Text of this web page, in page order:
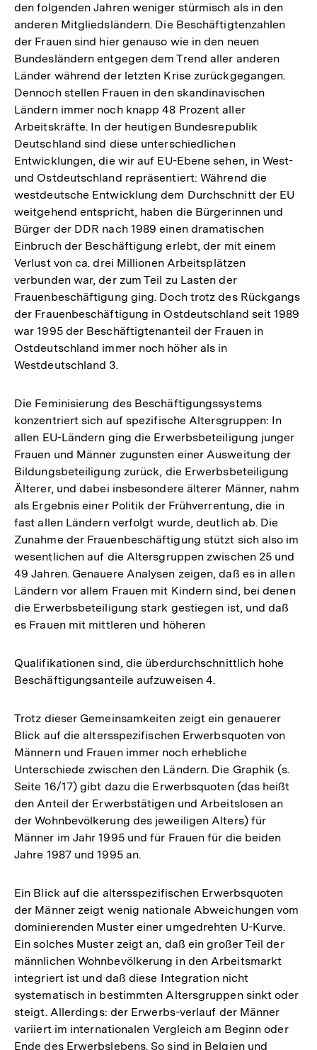
der
Fußnote
den folgenden Jahren weniger stürmisch als in den
anderen Mitgliedsländern. Die Beschäftigtenzahlen
der Frauen sind hier genauso wie in den neuen
Bundesländern entgegen dem Trend aller anderen
Länder während der letzten Krise zurückgegangen.
Dennoch stellen Frauen in den skandinavischen
Ländern immer noch knapp 48 Prozent aller
Arbeitskräfte. In der heutigen Bundesrepublik
Deutschland sind diese unterschiedlichen
Entwicklungen, die wir auf EU-Ebene sehen, in West-
und Ostdeutschland repräsentiert: Während die
westdeutsche Entwicklung dem Durchschnitt der EU
weitgehend entspricht, haben die Bürgerinnen und
Bürger der DDR nach 1989 einen dramatischen
Einbruch der Beschäftigung erlebt, der mit einem
Verlust von ca. drei Millionen Arbeitsplätzen
verbunden war, der zum Teil zu Lasten der
Frauenbeschäftigung ging. Doch trotz des Rückgangs
der Frauenbeschäftigung in Ostdeutschland seit 1989
war 1995 der Beschäftigtenanteil der Frauen in
Ostdeutschland immer noch höher als in
Westdeutschland 3.
Die Feminisierung des Beschäftigungssystems
konzentriert sich auf spezifische Altersgruppen: In
allen EU-Ländern ging die Erwerbsbeteiligung junger
Frauen und Männer zugunsten einer Ausweitung der
Bildungsbeteiligung zurück, die Erwerbsbeteiligung
Älterer, und dabei insbesondere älterer Männer, nahm
als Ergebnis einer Politik der Frühverrentung, die in
fast allen Ländern verfolgt wurde, deutlich ab. Die
Zunahme der Frauenbeschäftigung stützt sich also im
wesentlichen auf die Altersgruppen zwischen 25 und
49 Jahren. Genauere Analysen zeigen, daß es in allen
Ländern vor allem Frauen mit Kindern sind, bei denen
die Erwerbsbeteiligung stark gestiegen ist, und daß
es Frauen mit mittleren und höheren
Qualifikationen sind, die überdurchschnittlich hohe
Beschäftigungsanteile aufzuweisen 4.
Trotz dieser Gemeinsamkeiten zeigt ein genauerer
Blick auf die altersspezifischen Erwerbsquoten von
Männern und Frauen immer noch erhebliche
Unterschiede zwischen den Ländern. Die Graphik (s.
Seite 16/17) gibt dazu die Erwerbsquoten (das heißt
den Anteil der Erwerbstätigen und Arbeitslosen an
der Wohnbevölkerung des jeweiligen Alters) für
Männer im Jahr 1995 und für Frauen für die beiden
Jahre 1987 und 1995 an.
Ein Blick auf die altersspezifischen Erwerbsquoten
der Männer zeigt wenig nationale Abweichungen vom
dominierenden Muster einer umgedrehten U-Kurve.
Ein solches Muster zeigt an, daß ein großer Teil der
männlichen Wohnbevölkerung in den Arbeitsmarkt
integriert ist und daß diese Integration nicht
systematisch in bestimmten Altersgruppen sinkt oder
steigt. Allerdings: der Erwerbs-verlauf der Männer
variiert im internationalen Vergleich am Beginn oder
Ende des Erwerbslebens. So sind in Belgien und